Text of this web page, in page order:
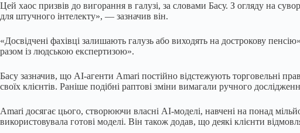
Цей хаос призвів до вигорання в галузі, за словами Басу. З огляду на
для штучного інтелекту», — зазначив він.
«Досвідчені фахівці залишають галузь або виходять на дострокову
разом із людською експертизою».
Басу зазначив, що AI-агенти Amari постійно відстежують торговельні
своїх клієнтів. Раніше подібні раптові зміни вимагали ручного
Amari досягає цього, створюючи власні AI-моделі, навчені на понад
використовувала готові моделі. Він також додав, що деякі клієнти